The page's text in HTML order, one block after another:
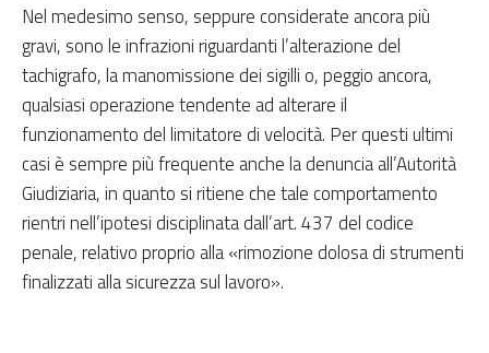
Nel medesimo senso, seppure considerate ancora più
gravi, sono le infrazioni riguardanti l’alterazione del
tachigrafo, la manomissione dei sigilli o, peggio ancora,
qualsiasi operazione tendente ad alterare il
funzionamento del limitatore di velocità. Per questi ultimi
casi è sempre più frequente anche la denuncia all’Autorità
Giudiziaria, in quanto si ritiene che tale comportamento
rientri nell’ipotesi disciplinata dall’art. 437 del codice
penale, relativo proprio alla «rimozione dolosa di strumenti
finalizzati alla sicurezza sul lavoro».